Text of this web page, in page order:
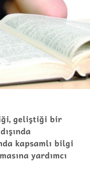
geliştiği bir
kapsamlı bilgi
yardımcı